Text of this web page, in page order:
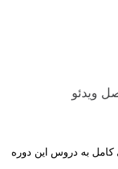
ویدئو
به دروس این دوره